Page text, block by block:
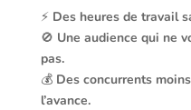
⚡ Des heures de travail
🚫 Une audience qui ne
pas.
💰 Des concurrents
l’avance.